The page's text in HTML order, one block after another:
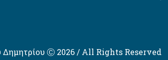
Δημητρίου Ⓒ 2026 / All Rights Reserved